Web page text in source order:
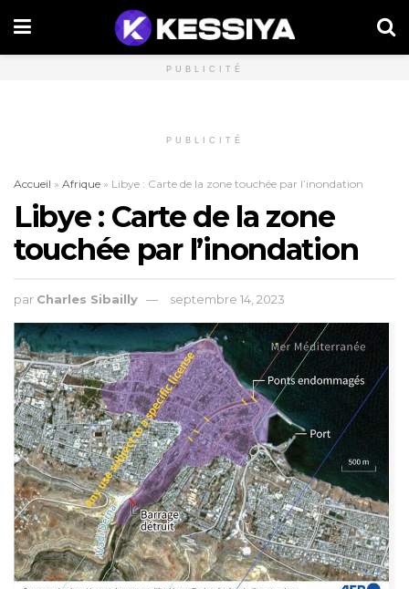
PUBLICITÉ
PUBLICITÉ
Accueil » Afrique » Libye : Carte de la zone touchée par l’inondation
Libye : Carte de la zone
touchée par l’inondation
par Charles Sibailly septembre 14, 2023